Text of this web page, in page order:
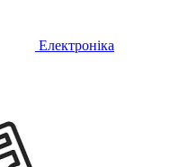
Електроніка